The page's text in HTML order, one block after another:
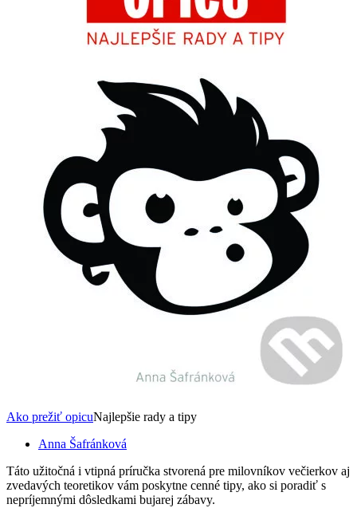
Ako prežiť opicuNajlepšie rady a tipy
Anna Šafránková
Táto užitočná i vtipná príručka stvorená pre milovníkov večierkov aj
zvedavých teoretikov vám poskytne cenné tipy, ako si poradiť s
nepríjemnými dôsledkami bujarej zábavy.